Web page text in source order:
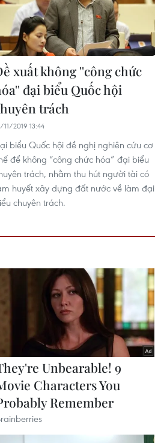
xuất không ''công chức
đại biểu Quốc hội
trách
11/2019 13:44
biểu Quốc hội đề nghị nghiên cứu cơ
để không “công chức hóa” đại biểu
trách, nhằm thu hút người tài có
huyết xây dựng đất nước về làm đại
chuyên trách.